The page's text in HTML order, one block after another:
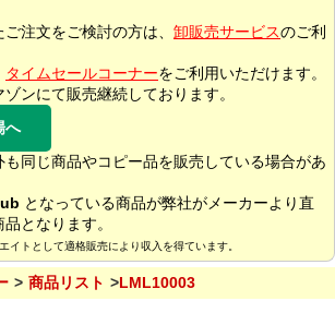
注文をご検討の方は、 卸販売サービスのご利
タイムセールコーナーをご利用いただけます。
ンにて販売継続しております。
へ
同じ商品やコピー品を販売している場合があ
となっている商品が弊社がメーカーより直
となります。
イトとして適格販売により収入を得ています。
商品リスト LML10003